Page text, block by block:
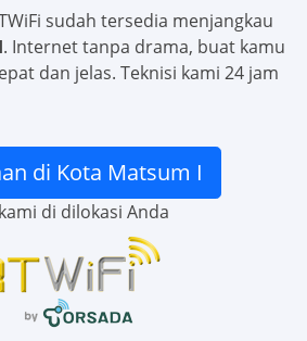
sudah tersedia menjangkau
. Internet tanpa drama, buat kamu
dan jelas. Teknisi kami 24 jam
di Kota Matsum I
di dilokasi Anda